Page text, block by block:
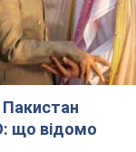
Пакистан
що відомо